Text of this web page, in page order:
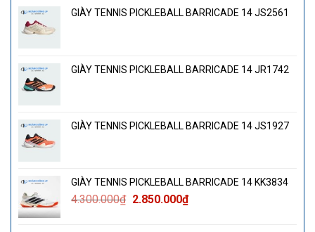
GIÀY TENNIS PICKLEBALL BARRICADE 14 JS2561
GIÀY TENNIS PICKLEBALL BARRICADE 14 JR1742
GIÀY TENNIS PICKLEBALL BARRICADE 14 JS1927
GIÀY TENNIS PICKLEBALL BARRICADE 14 KK3834
4.300.000₫ Giá
2.850.000₫Giá